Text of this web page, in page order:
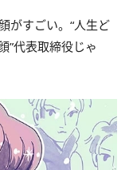
がすごい。“人生ど
”代表取締役じゃ